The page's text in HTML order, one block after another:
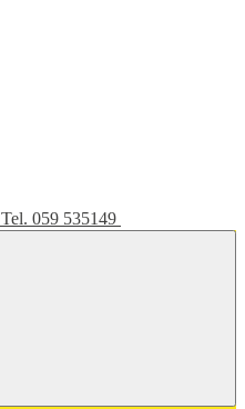
Tel. 059 535149